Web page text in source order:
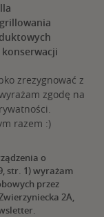
zrezygnować z
zgodę na
razem :)
o
str. 1) wyrażam
przez
2A,